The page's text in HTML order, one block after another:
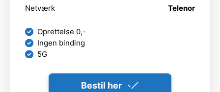
Netværk
Telenor
Oprettelse 0,-
Ingen binding
5G
Bestil her